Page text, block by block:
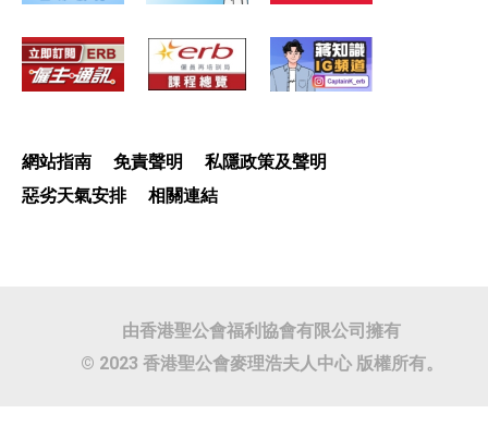
網站指南 免責聲明
私隱政策及聲明
惡劣天氣安排
相關連結
由香港聖公會福利協會有限公司擁有
© 2023 香港聖公會麥理浩夫人中心 版權所有。